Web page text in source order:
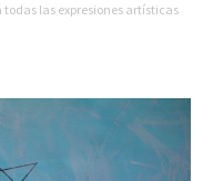
las expresiones artísticas